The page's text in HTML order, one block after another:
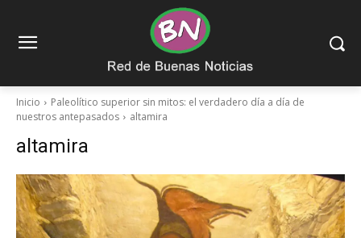
Inicio
Paleolítico superior sin mitos: el verdadero día a día de
nuestros antepasados
altamira
altamira